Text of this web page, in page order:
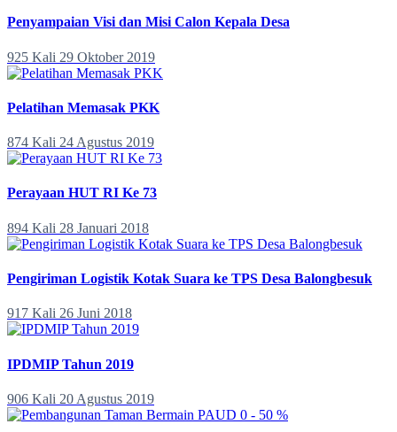
Penyampaian Visi dan Misi Calon Kepala Desa
925 Kali 29 Oktober 2019
Pelatihan Memasak PKK
874 Kali 24 Agustus 2019
Perayaan HUT RI Ke 73
894 Kali 28 Januari 2018
Pengiriman Logistik Kotak Suara ke TPS Desa Balongbesuk
917 Kali 26 Juni 2018
IPDMIP Tahun 2019
906 Kali 20 Agustus 2019